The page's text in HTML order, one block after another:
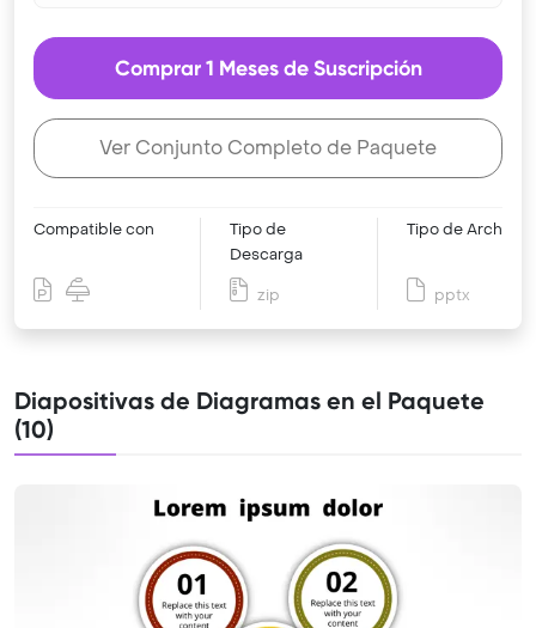
Comprar 1 Meses de Suscripción
Ver Conjunto Completo de Paquete
Compatible con
Tipo de
Descarga
zip
Tipo de Archivo
pptx
Diapositivas de Diagramas en el Paquete
(10)